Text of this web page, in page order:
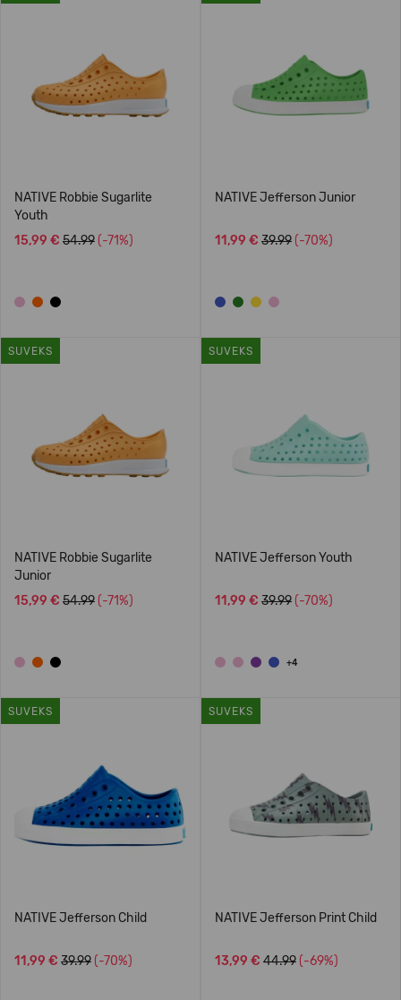
NATIVE Robbie Sugarlite
Youth
15,99 € 54.99 (-71%)
NATIVE Jefferson Junior
11,99 € 39.99 (-70%)
SUVEKS
NATIVE Robbie Sugarlite
Junior
15,99 € 54.99 (-71%)
SUVEKS
NATIVE Jefferson Youth
11,99 € 39.99 (-70%)
+4
SUVEKS
NATIVE Jefferson Child
11,99 € 39.99 (-70%)
SUVEKS
NATIVE Jefferson Print Child
13,99 € 44.99 (-69%)